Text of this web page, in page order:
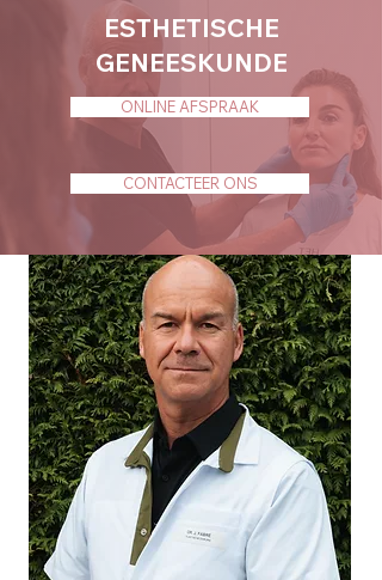
ESTHETISCHE
GENEESKUNDE
ONLINE AFSPRAAK
CONTACTEER ONS